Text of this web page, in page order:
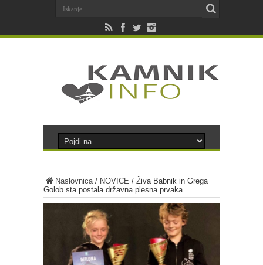
Naslovnica/ NOVICE / Živa Babnik in Grega
Golob sta postala državna plesna prvaka